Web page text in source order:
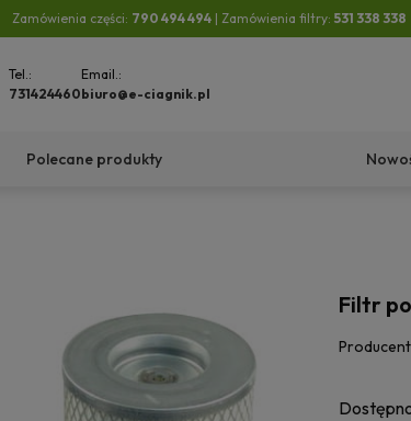
Zamówienia części: 790 494 494 | Zamówienia filtry: 531 338 338
Tel.:
731424460
Email.:
biuro@e-ciagnik.pl
Polecane produkty
Filtr